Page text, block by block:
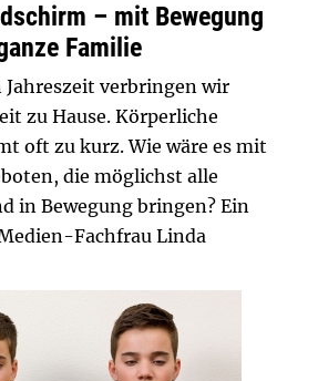
– mit Bewegung
Familie
verbringen wir
zu Hause. Körperliche
oft zu kurz. Wie wäre es mit
die möglichst alle
in Bewegung bringen? Ein
Fachfrau Linda